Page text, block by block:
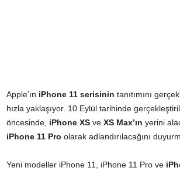
Apple’ın iPhone 11 serisinin tanıtımını
hızla yaklaşıyor. 10 Eylül tarihinde
öncesinde, iPhone XS ve XS Max’ın yerini
iPhone 11 Pro olarak adlandırılacağını
Yeni modeller iPhone 11, iPhone 11 Pro ve